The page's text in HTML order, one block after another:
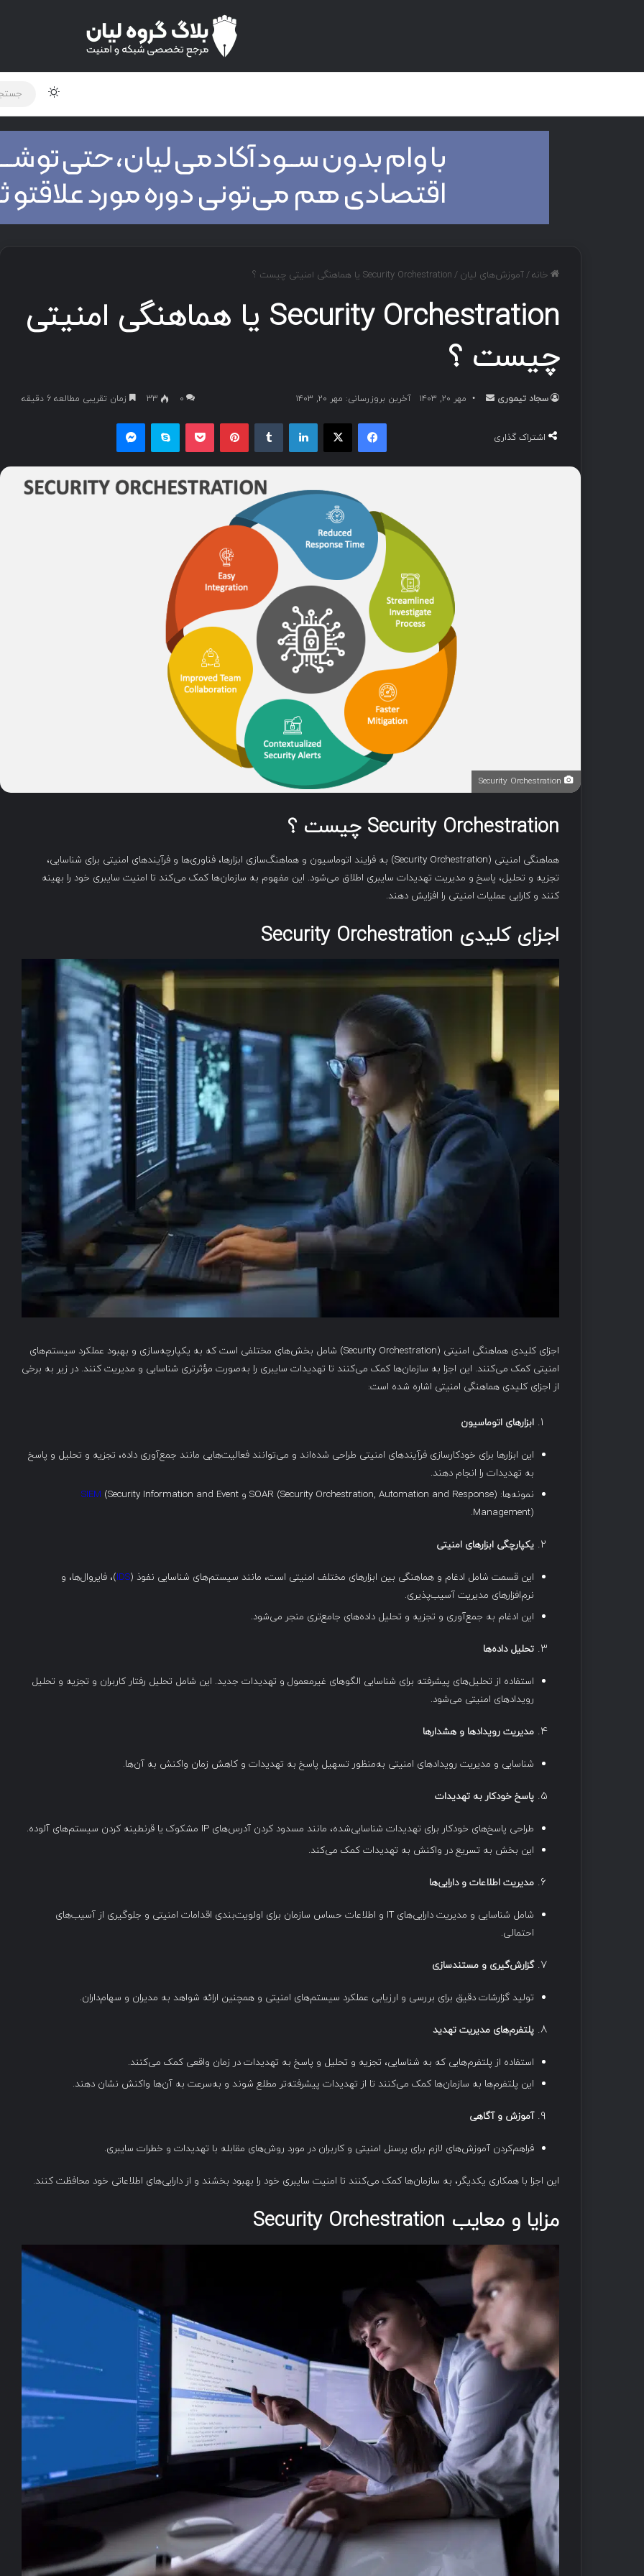
تغییر
خانه/آموزش‌های لیان / Security Orchestration یا هماهنگی امنیتی چیست ؟
Security Orchestration یا هماهنگی امنیتی
چیست ؟
سجاد تیموری
ل
مهر ۲۰, ۱۴۰۳ آخرین بروزرسانی: مهر ۲۰, ۱۴۰۳ ۰ 33 زمان تقریبی مطالعه 6 دقیقه
اشتراک گذاری
فیسبوک ایکس لینکداین پینتریست پاکت اسکایپ
Security Orchestration چیست ؟
هماهنگی امنیتی (Security Orchestration) به فرایند اتوماسیون و هماهنگ‌سازی ابزارها، فناوری‌ها و فرآیندهای امنیتی برای شناسایی،
تجزیه و تحلیل، پاسخ و مدیریت تهدیدات سایبری اطلاق می‌شود. این مفهوم به سازمان‌ها کمک می‌کند تا امنیت سایبری خود را بهینه
کنند و کارایی عملیات امنیتی را افزایش دهند.
اجزای کلیدی Security Orchestration
اجزای کلیدی هماهنگی امنیتی (Security Orchestration) شامل بخش‌های مختلفی است که به یکپارچه‌سازی و بهبود عملکرد سیستم‌های
امنیتی کمک می‌کنند. این اجزا به سازمان‌ها کمک می‌کنند تا تهدیدات سایبری را به‌صورت مؤثرتری شناسایی و مدیریت کنند. در زیر به برخی
از اجزای کلیدی هماهنگی امنیتی اشاره شده است:
ابزارهای اتوماسیون
این ابزارها برای خودکارسازی فرآیندهای امنیتی طراحی شده‌اند و می‌توانند فعالیت‌هایی مانند جمع‌آوری داده، تجزیه و تحلیل و پاسخ
به تهدیدات را انجام دهند.
نمونه‌ها: SOAR (Security Orchestration, Automation and Response) و
SIEM (Security Information and Event
Management).
یکپارچگی ابزارهای امنیتی
این قسمت شامل ادغام و هماهنگی بین ابزارهای مختلف امنیتی است، مانند سیستم‌های شناسایی نفوذ (IDS)، فایروال‌ها، و
نرم‌افزارهای مدیریت آسیب‌پذیری.
این ادغام به جمع‌آوری و تجزیه و تحلیل داده‌های جامع‌تری منجر می‌شود.
تحلیل داده‌ها
استفاده از تحلیل‌های پیشرفته برای شناسایی الگوهای غیرمعمول و تهدیدات جدید. این شامل تحلیل رفتار کاربران و تجزیه و تحلیل
رویدادهای امنیتی می‌شود.
مدیریت رویدادها و هشدارها
شناسایی و مدیریت رویدادهای امنیتی به‌منظور تسهیل پاسخ به تهدیدات و کاهش زمان واکنش به آن‌ها.
پاسخ خودکار به تهدیدات
طراحی پاسخ‌های خودکار برای تهدیدات شناسایی‌شده، مانند مسدود کردن آدرس‌های IP مشکوک یا قرنطینه کردن سیستم‌های آلوده.
این بخش به تسریع در واکنش به تهدیدات کمک می‌کند.
مدیریت اطلاعات و دارایی‌ها
شامل شناسایی و مدیریت دارایی‌های IT و اطلاعات حساس سازمان برای اولویت‌بندی اقدامات امنیتی و جلوگیری از آسیب‌های
احتمالی.
گزارش‌گیری و مستندسازی
تولید گزارشات دقیق برای بررسی و ارزیابی عملکرد سیستم‌های امنیتی و همچنین ارائه شواهد به مدیران و سهام‌داران.
پلتفرم‌های مدیریت تهدید
استفاده از پلتفرم‌هایی که به شناسایی، تجزیه و تحلیل و پاسخ به تهدیدات در زمان واقعی کمک می‌کنند.
این پلتفرم‌ها به سازمان‌ها کمک می‌کنند تا از تهدیدات پیشرفته‌تر مطلع شوند و به‌سرعت به آن‌ها واکنش نشان دهند.
آموزش و آگاهی
فراهم‌کردن آموزش‌های لازم برای پرسنل امنیتی و کاربران در مورد روش‌های مقابله با تهدیدات و خطرات سایبری.
این اجزا با همکاری یکدیگر، به سازمان‌ها کمک می‌کنند تا امنیت سایبری خود را بهبود بخشند و از دارایی‌های اطلاعاتی خود محافظت کنند.
مزایا و معایب Security Orchestration